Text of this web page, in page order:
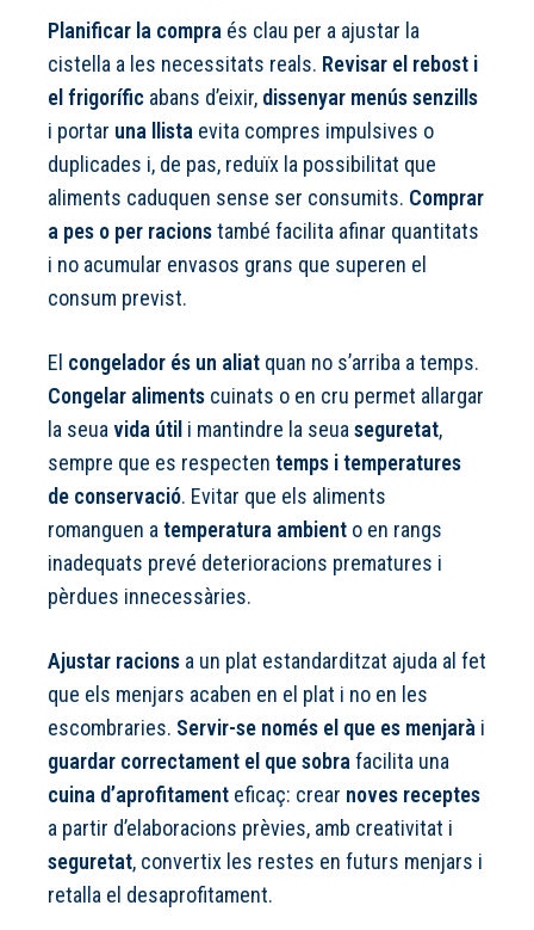
Planificar la compra és clau per a ajustar la
cistella a les necessitats reals. Revisar el rebost i
el frigorífic abans d’eixir, dissenyar menús senzills
i portar una llista evita compres impulsives o
duplicades i, de pas, reduïx la possibilitat que
aliments caduquen sense ser consumits. Comprar
a pes o per racionstambé facilita afinar quantitats
i no acumular envasos grans que superen el
consum previst.
El congelador és un aliat quan no s’arriba a temps.
Congelar aliments cuinats o en cru permet allargar
la seua vida útil i mantindre la seua seguretat,
sempre que es respecten temps i temperatures
de conservació. Evitar que els aliments
romanguen a temperatura ambient o en rangs
inadequats prevé deterioracions prematures i
pèrdues innecessàries.
Ajustar racions a un plat estandarditzat ajuda al fet
que els menjars acaben en el plat i no en les
escombraries. Servir-se només el que es menjarà i
guardar correctament el que sobra facilita una
cuina d’aprofitament eficaç: crear noves receptes
a partir d’elaboracions prèvies, amb creativitat i
seguretat, convertix les restes en futurs menjars i
retalla el desaprofitament.